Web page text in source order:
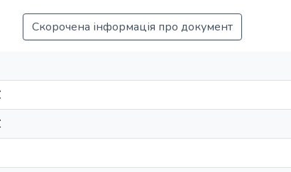
Скорочена інформація про документ